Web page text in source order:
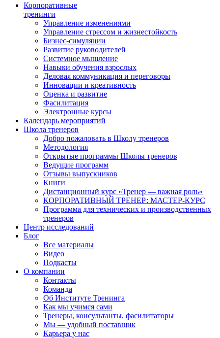
Корпоративные
тренинги
Управление изменениями
Управление стрессом и жизнестойкость
Бизнес-симуляции
Развитие руководителей
Системное мышление
Навыки обучения взрослых
Деловая коммуникация и переговоры
Инновации и креативность
Оценка и развитие
Фасилитация
Электронные курсы
Календарь мероприятий
Школа тренеров
Добро пожаловать в Школу тренеров
Методология
Открытые программы Школы тренеров
Ведущие программ
Отзывы выпускников
Книги
Дистанционный курс «Тренер — важная роль»
КОРПОРАТИВНЫЙ ТРЕНЕР: МАСТЕР-КУРС
Программа для технических и производственных
тренеров
Центр исследований
Блог
Все материалы
Видео
Подкасты
О компании
Контакты
Команда
Об Институте Тренинга
Как мы учимся сами
Тренеры, консультанты, фасилитаторы
Мы — удобный поставщик
Карьера у нас